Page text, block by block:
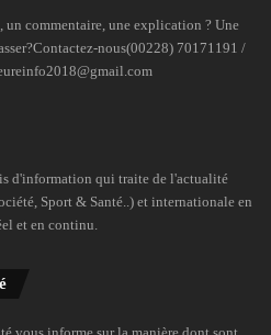
un commentaire, une explication ? Une
nous(00228) 70171191 /
d'information qui traite de l'actualité
Sport & Santé..) et internationale en
et en continu.